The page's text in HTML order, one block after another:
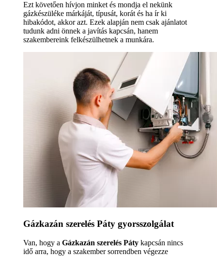
Ezt követően hívjon minket és mondja el nekünk
gázkészüléke márkáját, típusát, korát és ha ír ki
hibakódot, akkor azt. Ezek alapján nem csak ajánlatot
tudunk adni önnek a javítás kapcsán, hanem
szakembereink felkészülhetnek a munkára.
Gázkazán szerelés Páty gyorsszolgálat
Van, hogy a Gázkazán szerelés Páty kapcsán nincs
idő arra, hogy a szakember sorrendben végezze